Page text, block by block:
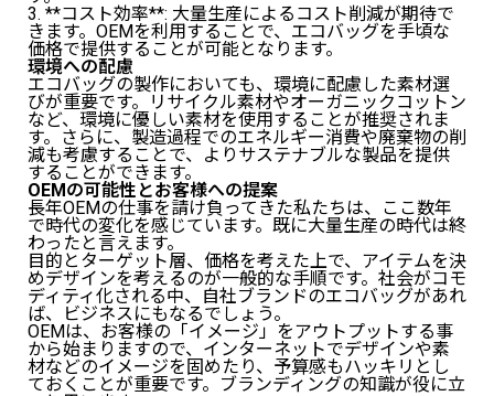
3. **コスト効率**: 大量生産によるコスト削減が期待で
きます。OEMを利用することで、エコバッグを手頃な
価格で提供することが可能となります。
環境への配慮
エコバッグの製作においても、環境に配慮した素材選
びが重要です。リサイクル素材やオーガニックコットン
など、環境に優しい素材を使用することが推奨されま
す。さらに、製造過程でのエネルギー消費や廃棄物の削
減も考慮することで、よりサステナブルな製品を提供
することができます。
OEMの可能性とお客様への提案
長年OEMの仕事を請け負ってきた私たちは、ここ数年
で時代の変化を感じています。既に大量生産の時代は終
わったと言えます。
目的とターゲット層、価格を考えた上で、アイテムを決
めデザインを考えるのが一般的な手順です。社会がコモ
ディティ化される中、自社ブランドのエコバッグがあれ
ば、ビジネスにもなるでしょう。
OEMは、お客様の「イメージ」をアウトプットする事
から始まりますので、インターネットでデザインや素
材などのイメージを固めたり、予算感もハッキリとし
ておくことが重要です。ブランディングの知識が役に立